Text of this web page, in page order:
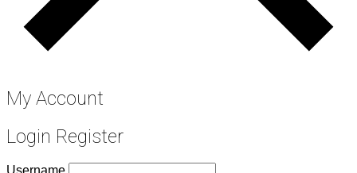
My Account
Login Register